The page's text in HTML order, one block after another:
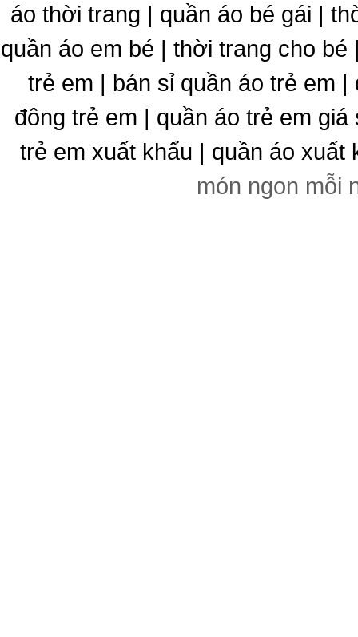
áo thời trang | quần áo bé gái |
quần áo em bé | thời trang cho
trẻ em | bán sỉ quần áo trẻ em
đông trẻ em | quần áo trẻ em
trẻ em xuất khẩu | quần áo xuất
món ngon mỗi